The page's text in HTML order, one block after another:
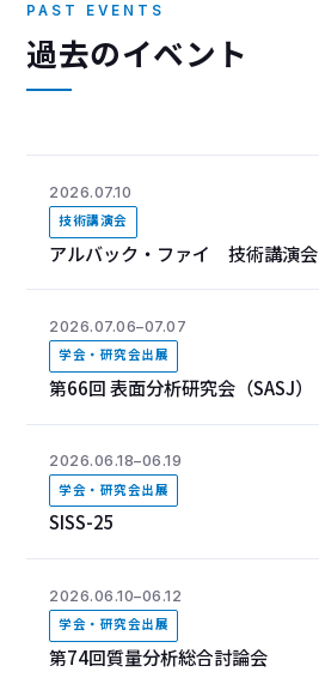
PAST EVENTS
過去のイベント
2026.07.10
技術講演会
アルバック・ファイ 技術講演会
2026.07.06–07.07
学会・研究会出展
第66回 表面分析研究会（SASJ）
2026.06.18–06.19
学会・研究会出展
SISS-25
2026.06.10–06.12
学会・研究会出展
第74回質量分析総合討論会